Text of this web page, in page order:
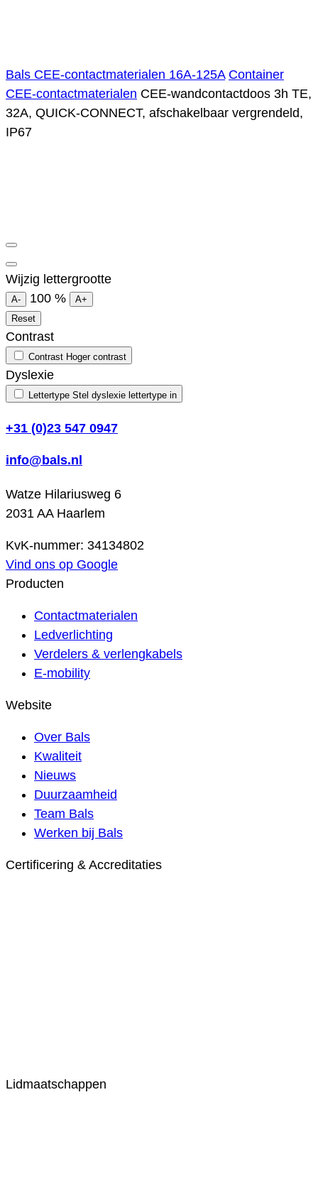
Bals CEE-contactmaterialen 16A-125A Container
CEE-contactmaterialen CEE-wandcontactdoos 3h TE,
32A, QUICK-CONNECT, afschakelbaar vergrendeld,
IP67
Wijzig lettergrootte
A- 100 %
A+
Reset
Contrast
Contrast Hoger contrast
Dyslexie
Lettertype Stel dyslexie lettertype in
+31 (0)23 547 0947
info@bals.nl
Watze Hilariusweg 6
2031 AA Haarlem
KvK-nummer: 34134802
Vind ons op Google
Producten
Contactmaterialen
Ledverlichting
Verdelers & verlengkabels
E-mobility
Website
Over Bals
Kwaliteit
Nieuws
Duurzaamheid
Team Bals
Werken bij Bals
Certificering & Accreditaties
Lidmaatschappen